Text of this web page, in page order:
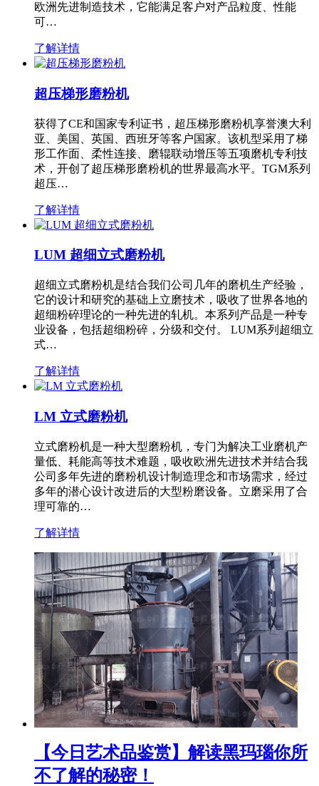
欧洲先进制造技术，它能满足客户对产品粒度、性能
可…
了解详情
超压梯形磨粉机
获得了CE和国家专利证书，超压梯形磨粉机享誉澳大利
亚、美国、英国、西班牙等客户国家。该机型采用了梯
形工作面、柔性连接、磨辊联动增压等五项磨机专利技
术，开创了超压梯形磨粉机的世界最高水平。TGM系列
超压…
了解详情
LUM 超细立式磨粉机
超细立式磨粉机是结合我们公司几年的磨机生产经验，
它的设计和研究的基础上立磨技术，吸收了世界各地的
超细粉碎理论的一种先进的轧机。本系列产品是一种专
业设备，包括超细粉碎，分级和交付。 LUM系列超细立
式…
了解详情
LM 立式磨粉机
立式磨粉机是一种大型磨粉机，专门为解决工业磨机产
量低、耗能高等技术难题，吸收欧洲先进技术并结合我
公司多年先进的磨粉机设计制造理念和市场需求，经过
多年的潜心设计改进后的大型粉磨设备。立磨采用了合
理可靠的…
了解详情
【今日艺术品鉴赏】解读黑玛瑙你所
不了解的秘密！